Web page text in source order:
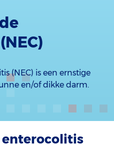
(NEC) is een ernstige
en/of dikke darm.
enterocolitis